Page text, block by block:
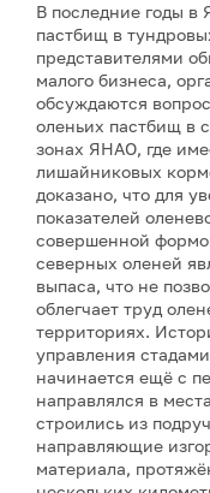
В последние годы
пастбищ в
представителями
малого бизнеса,
обсуждаются
оленьих пастбищ в
зонах ЯНАО, где
лишайниковых
доказано, что для
показателей
совершенной
северных оленей
выпаса, что не
облегчает труд
территориях.
управления
начинается ещё с
направлялся в
строились из
направляющие
материала,